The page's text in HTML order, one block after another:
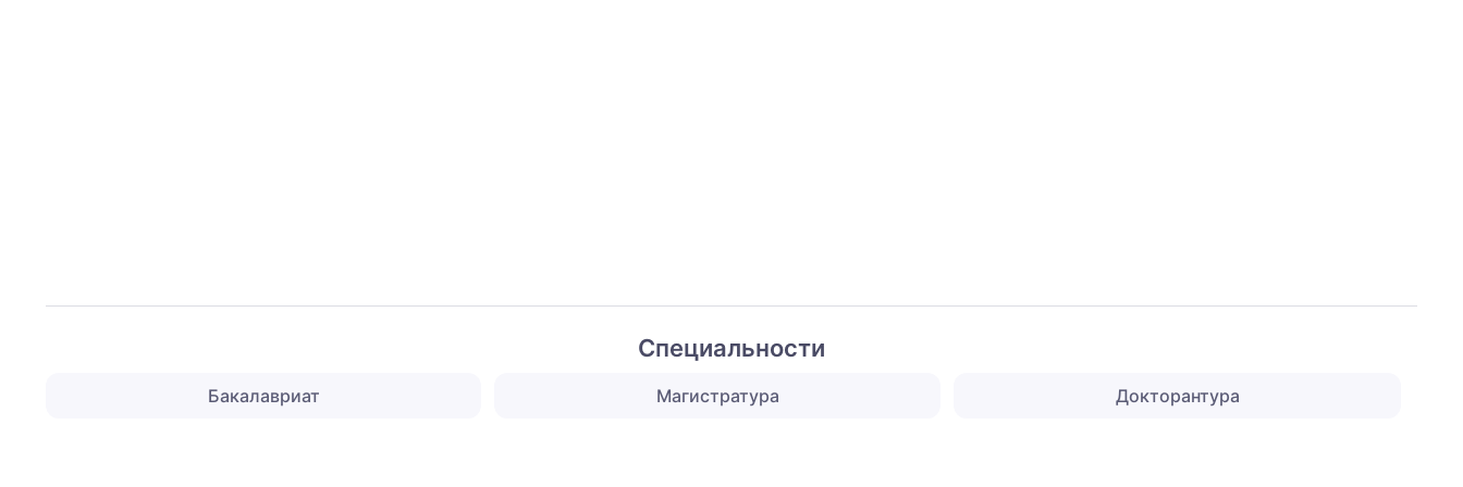
Специальности
Бакалавриат Магистратура Докторантура